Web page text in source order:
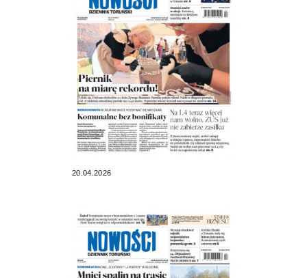
20.04.2026